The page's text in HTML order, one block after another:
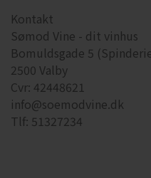
Kontakt
Sømod Vine - dit vinhus
Bomuldsgade 5
2500 Valby
Cvr: 42448621
info@soemodvine.dk
Tlf: 51327234